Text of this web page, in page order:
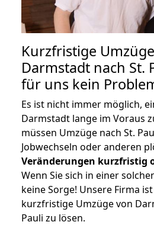
Kurzfristige
Darmstadt nach St.
für uns kein
Es ist nicht immer möglich,
Darmstadt lange im Voraus
müssen Umzüge nach St.
Jobwechseln oder anderen
Veränderungen kurzfristig
Wenn Sie sich in einer
keine Sorge! Unsere Firma
kurzfristige Umzüge von
Pauli zu lösen.